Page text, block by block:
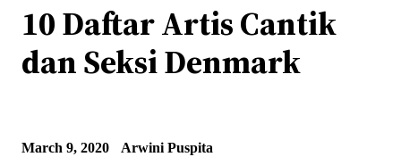
10 Daftar Artis Cantik
dan Seksi Denmark
March 9, 2020 Arwini Puspita